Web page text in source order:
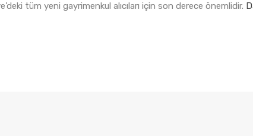
tüm yeni gayrimenkul alıcıları için son derece önemlidir.